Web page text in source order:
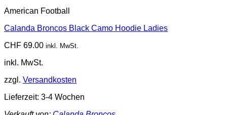
American Football
Calanda Broncos Black Camo Hoodie Ladies
CHF 69.00 inkl. MwSt.
inkl. MwSt.
zzgl. Versandkosten
Lieferzeit: 3-4 Wochen